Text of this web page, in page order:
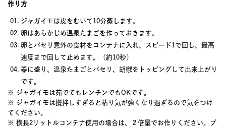
作り方
ジャガイモは皮をむいて10分蒸します。
卵はあらかじめ温泉たまごを作っておきます。
卵とパセリ意外の食材をコンテナに入れ、スピード1で回し、最高
速度まで回して止めます。（約10秒）
器に盛り、温泉たまごとパセリ、胡椒をトッピングして出来上がり
です。
※ ジャガイモは茹でてもレンチンでもOKです。
※ ジャガイモは攪拌しすぎると粘り気が強くなり過ぎるので気をつけ
てください。
※ 横長2リットルコンテナ使用の場合は、２倍量でお作りください。ブ